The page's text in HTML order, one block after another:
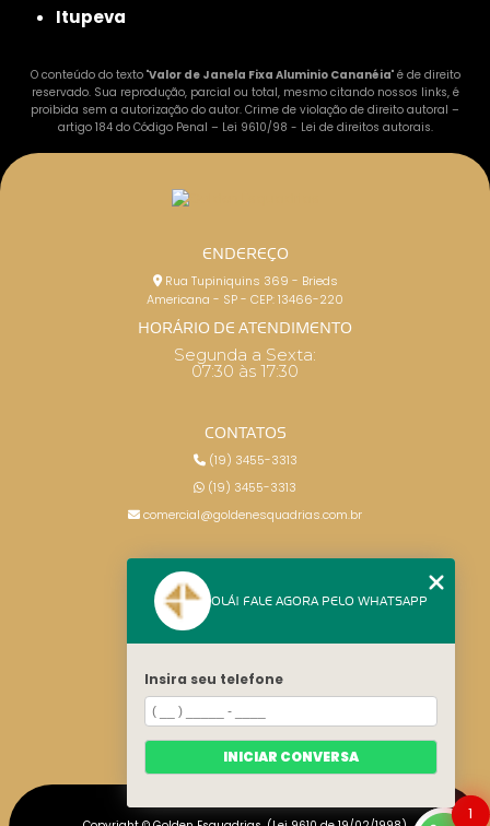
Itupeva
O conteúdo do texto "Valor de Janela Fixa Aluminio Cananéia" é de direito
reservado. Sua reprodução, parcial ou total, mesmo citando nossos links, é
proibida sem a autorização do autor. Crime de violação de direito autoral –
artigo 184 do Código Penal – Lei 9610/98 - Lei de direitos autorais.
ENDEREÇO
Rua Tupiniquins 369 - Brieds
Americana - SP - CEP: 13466-220
HORÁRIO DE ATENDIMENTO
Segunda a Sexta:
07:30 às 17:30
CONTATOS
(19) 3455-3313
(19) 3455-3313
comercial@goldenesquadrias.com.br
HOME
CATEGORIAS
MAPA DO SITE
1
OLÁ! FALE AGORA PELO WHATSAPP
Insira seu telefone
INICIAR CONVERSA